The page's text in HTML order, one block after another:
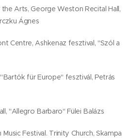
Arts, George Weston Recital Hall,
Ágnes
Centre, Ashkenaz fesztival, "Szól a
für Europe" fesztivál, Petrás
"Allegro Barbaro" Fülei Balázs
Festival. Trinity Church, Skampa